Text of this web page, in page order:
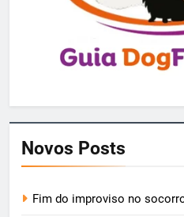
Novos Posts
Fim do improviso no